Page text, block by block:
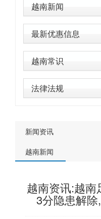
越南新闻
最新优惠信息
越南常识
法律法规
新闻资讯
越南新闻
越南资讯:越南
3分隐患解